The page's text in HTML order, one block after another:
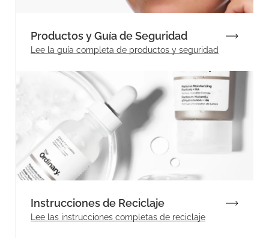
Productos y Guía de Seguridad
Lee la guía completa de productos y seguridad
Instrucciones de Reciclaje
Lee las instrucciones completas de reciclaje